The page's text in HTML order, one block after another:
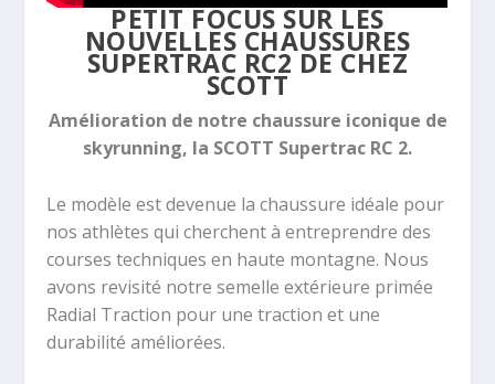
PETIT FOCUS SUR LES
NOUVELLES CHAUSSURES
SUPERTRAC RC2 DE CHEZ
SCOTT
Amélioration de notre chaussure iconique de
skyrunning, la SCOTT Supertrac RC 2.
Le modèle est devenue la chaussure idéale pour
nos athlètes qui cherchent à entreprendre des
courses techniques en haute montagne. Nous
avons revisité notre semelle extérieure primée
Radial Traction pour une traction et une
durabilité améliorées.